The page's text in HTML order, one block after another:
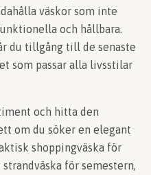
väskor som inte
och hållbara.
du tillgång till de senaste
som passar alla livsstilar
och hitta den
om du söker en elegant
shoppingväska för
för semestern,